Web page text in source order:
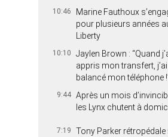
10:46
Marine Fauthoux
pour plusieurs années
Liberty
10:10
Jaylen Brown : “Quand
appris mon transfert, j’ai
balancé mon téléphone
9:44 Après un mois
les Lynx chutent à
7:19
Tony Parker rétropédale